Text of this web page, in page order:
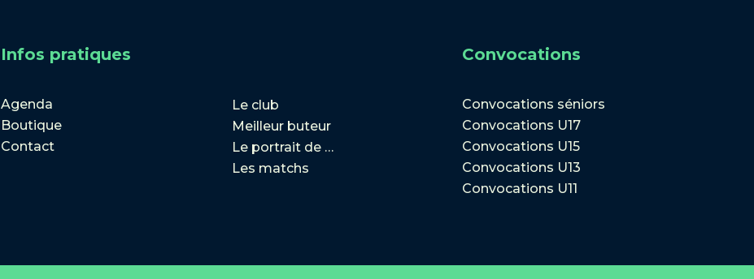
Infos pratiques
Agenda
Boutique
Contact
Le club
Meilleur buteur
Le portrait de …
Les matchs
Convocations
Convocations séniors
Convocations U17
Convocations U15
Convocations U13
Convocations U11